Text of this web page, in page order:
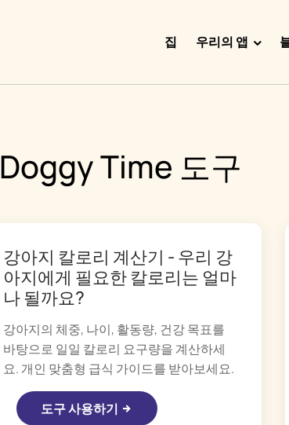
집 우리의 앱
Chore Boss
Kid Hop
Doggy Time 도구
강아지 칼로리 계산기 - 우리 강
아지에게 필요한 칼로리는 얼마
나 될까요?
강아지의 체중, 나이, 활동량, 건강 목표를
바탕으로 일일 칼로리 요구량을 계산하세
요. 개인 맞춤형 급식 가이드를 받아보세요.
도구 사용하기